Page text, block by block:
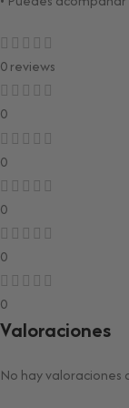
0 reviews
0
0
0
0
0
Valoraciones
No hay valoraciones